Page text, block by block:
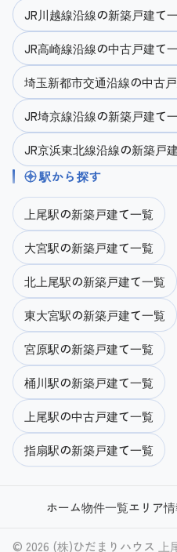
JR川越線沿線の新築戸建て
JR高崎線沿線の中古戸建て
埼玉新都市交通沿線の中古
JR埼京線沿線の新築戸建て
JR京浜東北線沿線の新築戸
駅から探す
上尾駅の新築戸建て一覧
大宮駅の新築戸建て一覧
北上尾駅の新築戸建て一覧
東大宮駅の新築戸建て一覧
宮原駅の新築戸建て一覧
桶川駅の新築戸建て一覧
上尾駅の中古戸建て一覧
指扇駅の新築戸建て一覧
ホーム物件一覧エリア
© 2026 (株)ひだまりハウス 上